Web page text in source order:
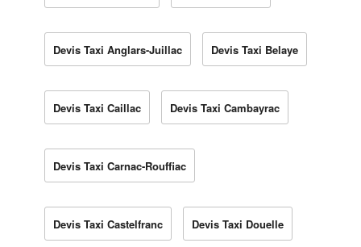
Devis Taxi Anglars-Juillac Devis Taxi Belaye
Devis Taxi Caillac Devis Taxi Cambayrac
Devis Taxi Carnac-Rouffiac
Devis Taxi Castelfranc Devis Taxi Douelle